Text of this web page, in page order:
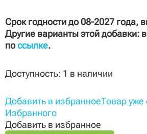
Срок годности до 08-2027 года,
Другие варианты этой добавки:
поссылке.
Доступность: 1 в наличии
Добавить в избранноеТовар уже
Избранного
Добавить в избранное